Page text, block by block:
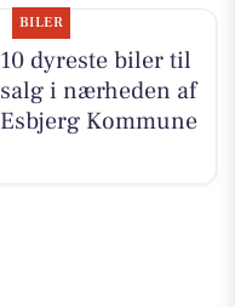
BILER
10 dyreste biler til
salg i nærheden af
Esbjerg Kommune